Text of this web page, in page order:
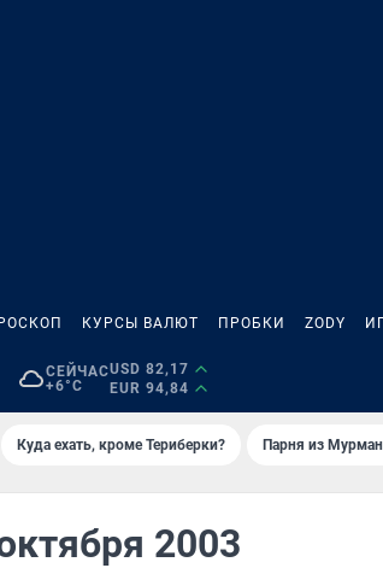
КУРСЫ ВАЛЮТ ПРОБКИ ZODY
СЕЙЧАС
+6°C
USD 82,17
EUR 94,84
Куда ехать, кроме Териберки? Парня из
2003